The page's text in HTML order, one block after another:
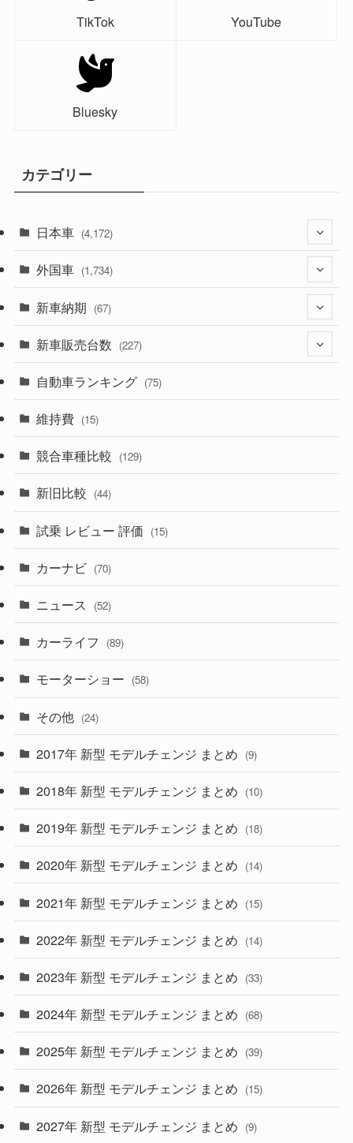
TikTok YouTube
Bluesky
カテゴリー
日本車 (4,172)
(1,321)
(329)
(357)
(328)
(194)
(230)
(253)
外国車 (1,734)
(242)
(85)
(84)
(14)
(222)
(50)
(43)
(6)
(9)
(4)
(30)
(27)
(58)
(28)
(27)
(26)
(33)
(10)
(35)
(10)
(9)
(22)
(4)
(9)
(4)
新車納期 (67)
(28)
(8)
(3)
(3)
(5)
(1)
新車販売台数 (227)
(21)
(5)
(7)
(5)
自動車ランキング (75)
維持費 (15)
競合車種比較 (129)
新旧比較 (44)
試乗 レビュー 評価 (15)
カーナビ (70)
ニュース (52)
カーライフ (89)
モーターショー (58)
その他 (24)
2017年 新型 モデルチェンジ まとめ (9)
2018年 新型 モデルチェンジ まとめ (10)
2019年 新型 モデルチェンジ まとめ (18)
2020年 新型 モデルチェンジ まとめ (14)
2021年 新型 モデルチェンジ まとめ (15)
2022年 新型 モデルチェンジ まとめ (14)
2023年 新型 モデルチェンジ まとめ (33)
2024年 新型 モデルチェンジ まとめ (68)
2025年 新型 モデルチェンジ まとめ (39)
2026年 新型 モデルチェンジ まとめ (15)
2027年 新型 モデルチェンジ まとめ (9)